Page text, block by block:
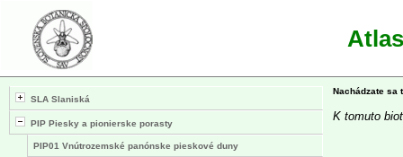
SLA Slaniská
PIP Piesky a pionierske porasty
PIP01 Vnútrozemské panónske pieskové duny
Nachádzate sa
K tomuto